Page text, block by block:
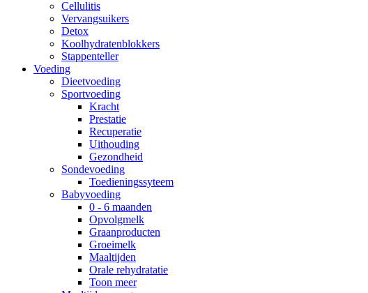
Cellulitis
Vervangsuikers
Detox
Koolhydratenblokkers
Stappenteller
Voeding
Dieetvoeding
Sportvoeding
Kracht
Prestatie
Recuperatie
Uithouding
Gezondheid
Sondevoeding
Toedieningssyteem
Babyvoeding
0 - 6 maanden
Opvolgmelk
Graanproducten
Groeimelk
Maaltijden
Orale rehydratatie
Toon meer